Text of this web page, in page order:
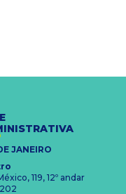
JANEIRO
119, 12º andar